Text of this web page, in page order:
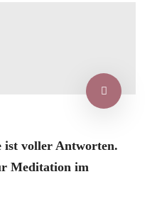
ist voller Antworten.
Meditation im